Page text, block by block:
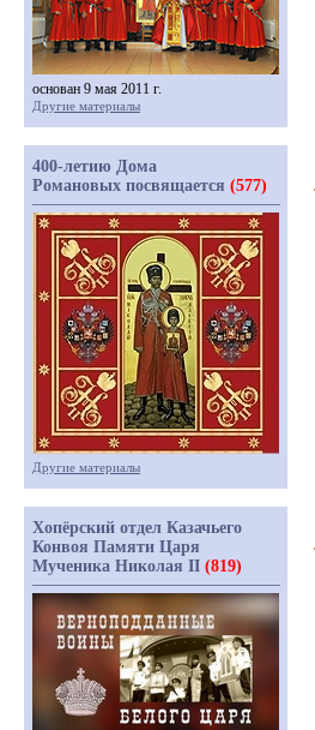
основан 9 мая 2011 г.
Другие материалы
400-летию Дома
Романовых посвящается (577)
Другие материалы
Хопёрский отдел Казачьего
Конвоя Памяти Царя
Мученика Николая II (819)